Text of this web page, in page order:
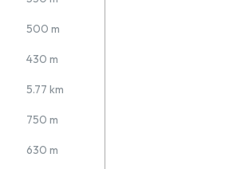
500 m
430 m
5.77 km
750 m
630 m